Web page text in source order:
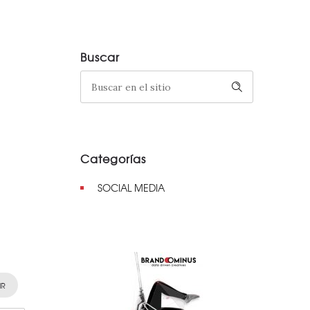
Buscar
Categorías
SOCIAL MEDIA